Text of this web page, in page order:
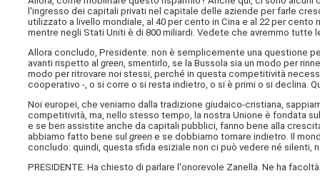
l'ingresso dei capitali privati nel capitale delle aziende per farle
utilizzato a livello mondiale, al 40 per cento in Cina e al 22 per
mentre negli Stati Uniti è di 800 miliardi. Vedete che avremmo
Allora concludo, Presidente: non è semplicemente una questione
avanti rispetto algreen , smentirlo, se la Bussola sia un modo per
modo per ritrovare noi stessi, perché in questa competitività
cooperativo -, o si corre o si resta indietro, o si è primi o si declina.
Noi europei, che veniamo dalla tradizione giudaico-cristiana,
competitività, ma, nello stesso tempo, la nostra Unione è fondata
e se ben assistite anche da capitali pubblici, fanno bene alla
abbiamo fatto bene sulgreen e se dobbiamo tornare indietro. Il
concludo: quindi, questa sfida esiziale non ci può vedere né silenti,
PRESIDENTE. Ha chiesto di parlare l'onorevole Zanella. Ne ha